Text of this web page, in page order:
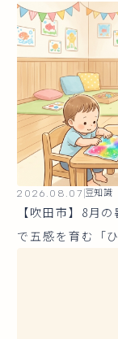
2026.08.07 豆知識
【吹田市】8月
で五感を育む「